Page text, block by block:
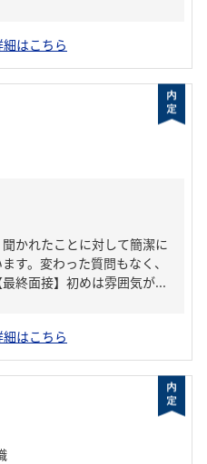
はこちら
かれたことに対して簡潔に
す。変わった質問もなく、
終面接】初めは雰囲気が...
はこちら